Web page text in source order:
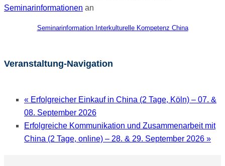
Seminarinformationen an
Seminarinformation Interkulturelle Kompetenz China
Veranstaltung-Navigation
« Erfolgreicher Einkauf in China (2 Tage, Köln) – 07. &
08. September 2026
Erfolgreiche Kommunikation und Zusammenarbeit mit
China (2 Tage, online) – 28. & 29. September 2026 »